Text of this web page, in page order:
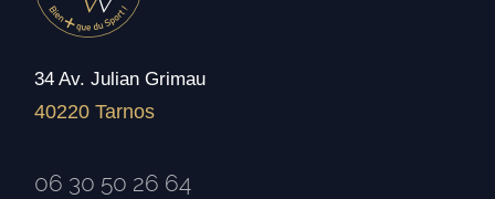
34 Av. Julian Grimau
40220 Tarnos
06 30 50 26 64